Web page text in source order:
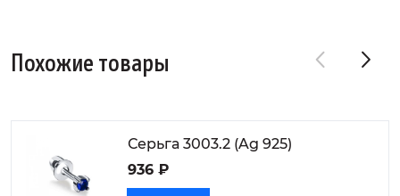
Похожие товары
Серьга 3003.2 (Ag 925)
936 ₽